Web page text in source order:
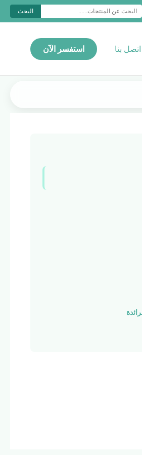
البحث
اتصل بنا استفسر الآن